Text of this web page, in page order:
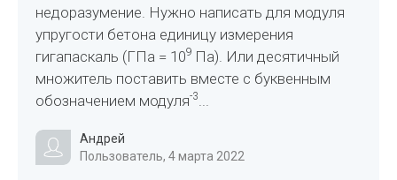
недоразумение. Нужно написать для модуля
упругости бетона единицу измерения
гигапаскаль (ГПа = 109 Па). Или десятичный
множитель поставить вместе с буквенным
обозначением модуля-3
Андрей
Пользователь, 4 марта 2022